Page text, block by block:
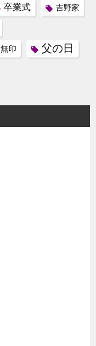
卒業式 吉野家
無印 父の日